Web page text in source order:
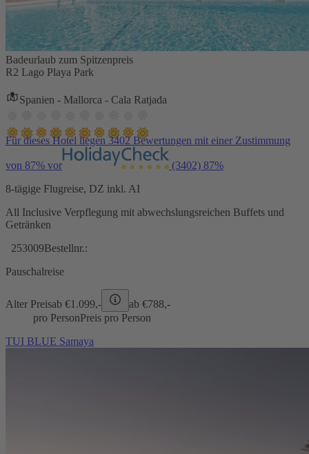
Badeurlaub zum Spitzenpreis
R2 Lago Playa Park
Spanien - Mallorca - Cala Ratjada
Für dieses Hotel liegen 3402 Bewertungen mit einer Zustimmung
von 87% vor (3402) 87%
8-tägige Flugreise, DZ inkl. AI
All Inclusive Verpflegung mit abwechslungsreichen Buffets und
Getränken
253009Bestellnr.:
Pauschalreise
Alter Preisab €1.099,- ab €788,-
pro PersonPreis pro Person
TUI BLUE Samaya